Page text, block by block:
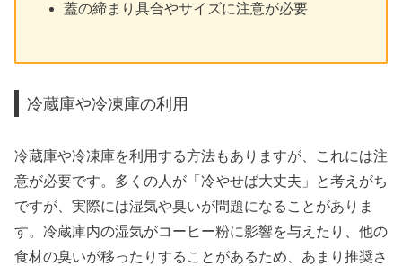
蓋の締まり具合やサイズに注意が必要
冷蔵庫や冷凍庫の利用
冷蔵庫や冷凍庫を利用する方法もありますが、これには注
意が必要です。多くの人が「冷やせば大丈夫」と考えがち
ですが、実際には湿気や臭いが問題になることがありま
す。冷蔵庫内の湿気がコーヒー粉に影響を与えたり、他の
食材の臭いが移ったりすることがあるため、あまり推奨さ